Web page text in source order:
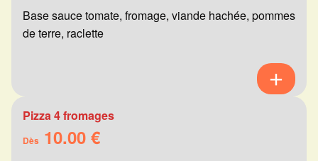
Base sauce tomate, fromage, viande hachée, pommes
de terre, raclette
Pizza 4 fromages
Dès 10.00 €